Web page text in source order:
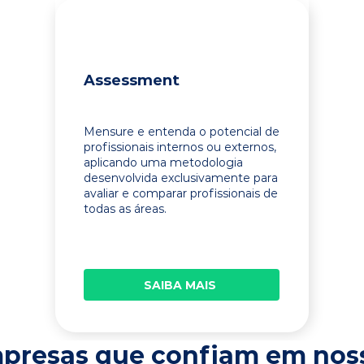
Assessment
Mensure e entenda o potencial de
profissionais internos ou externos,
aplicando uma metodologia
desenvolvida exclusivamente para
avaliar e comparar profissionais de
todas as áreas.
SAIBA MAIS
que confiam em